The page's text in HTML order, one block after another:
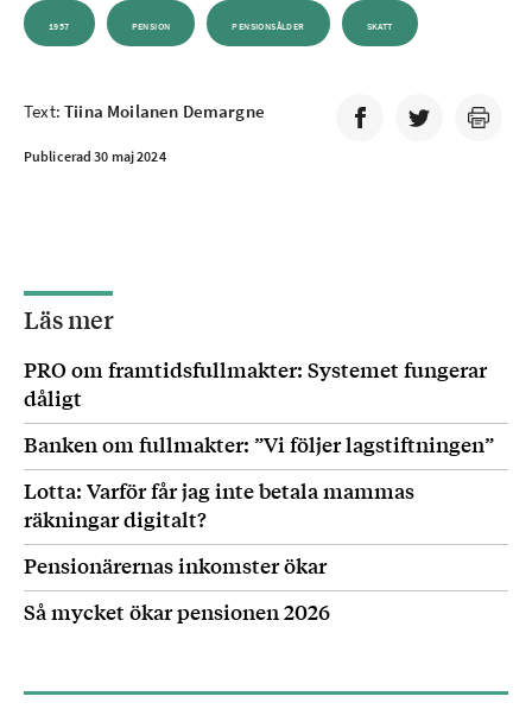
1957 PENSION PENSIONSÅLDER SKATT
Text:Tiina Moilanen Demargne
Publicerad 30 maj 2024
Läs mer
PRO om framtidsfullmakter: Systemet fungerar
dåligt
Banken om fullmakter: ”Vi följer lagstiftningen”
Lotta: Varför får jag inte betala mammas
räkningar digitalt?
Pensionärernas inkomster ökar
Så mycket ökar pensionen 2026